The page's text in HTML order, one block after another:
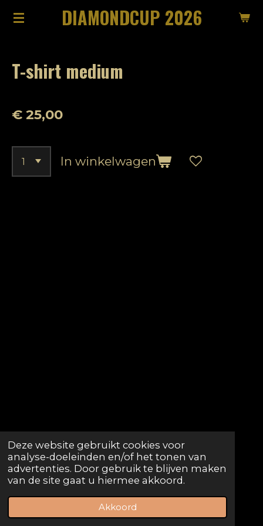
Deze website gebruikt cookies voor
analyse-doeleinden en/of het tonen van
advertenties. Door gebruik te blijven maken
van de site gaat u hiermee akkoord.
Akkoord
Ga
de
DIAMONDCUP 2026
T-shirt medium
€ 25,00
In winkelwagen
© 2023 - 2026 Antwerp Diamondcup.be
Powered byJouwWeb